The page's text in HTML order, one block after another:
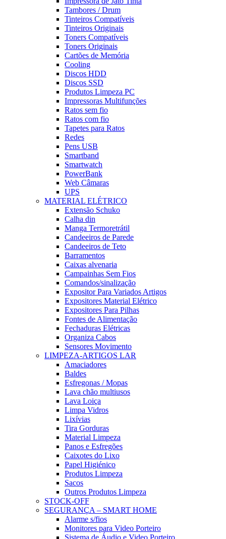
Tambores / Drum
Tinteiros Compatíveis
Tinteiros Originais
Toners Compatíveis
Toners Originais
Cartões de Memória
Cooling
Discos HDD
Discos SSD
Produtos Limpeza PC
Impressoras Multifunções
Ratos sem fio
Ratos com fio
Tapetes para Ratos
Redes
Pens USB
Smartband
Smartwatch
PowerBank
Web Câmaras
UPS
MATERIAL ELÉTRICO
Extensão Schuko
Calha din
Manga Termoretrátil
Candeeiros de Parede
Candeeiros de Teto
Barramentos
Caixas alvenaria
Campainhas Sem Fios
Comandos/sinalização
Expositor Para Variados Artigos
Expositores Material Elétrico
Expositores Para Pilhas
Fontes de Alimentação
Fechaduras Elétricas
Organiza Cabos
Sensores Movimento
LIMPEZA-ARTIGOS LAR
Amaciadores
Baldes
Esfregonas / Mopas
Lava chão multiusos
Lava Loiça
Limpa Vidros
Lixívias
Tira Gorduras
Material Limpeza
Panos e Esfregões
Caixotes do Lixo
Papel Higiénico
Produtos Limpeza
Sacos
Outros Produtos Limpeza
STOCK-OFF
SEGURANÇA – SMART HOME
Alarme s/fios
Monitores para Video Porteiro
Sistema de Áudio e Video Porteiro